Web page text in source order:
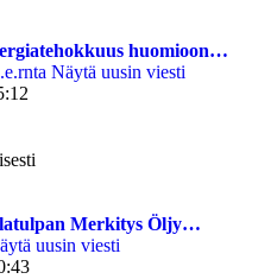
huomioon…
Näytä uusin viesti
Merkitys Öljy…
uusin viesti